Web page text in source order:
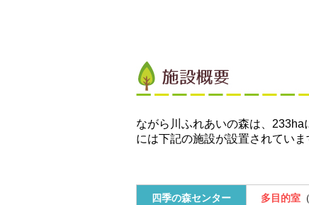
ながら川ふれあいの森は、
には下記の施設が設置されていま
四季の森センター 多目的室